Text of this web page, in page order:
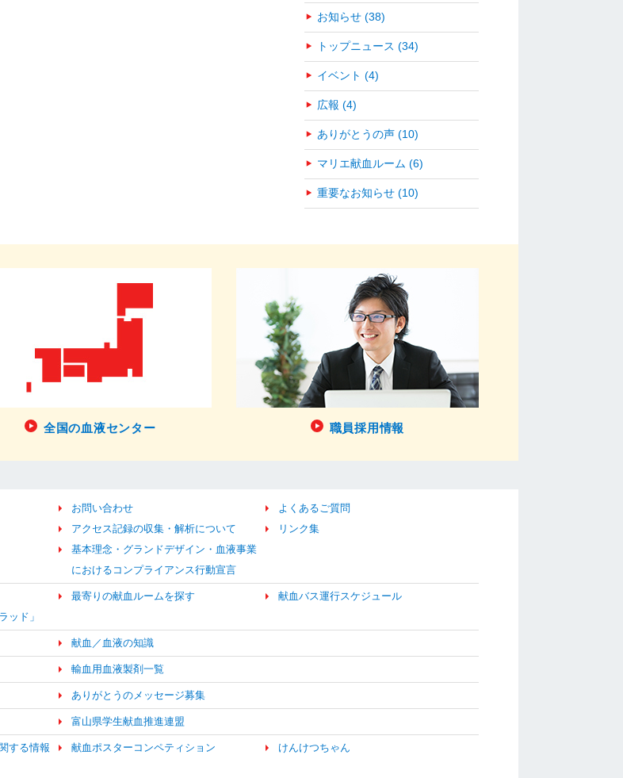
お知らせ (38)
トップニュース (34)
イベント (4)
広報 (4)
ありがとうの声 (10)
マリエ献血ルーム (6)
重要なお知らせ (10)
全国の血液センター 職員採用情報
お問い合わせ
よくあるご質問
アクセス記録の収集・解析について
リンク集
基本理念・グランドデザイン・血液事業
におけるコンプライアンス行動宣言
最寄りの献血ルームを探す
献血バス運行スケジュール
ッド」
献血／血液の知識
輸血用血液製剤一覧
ありがとうのメッセージ募集
富山県学生献血推進連盟
する情報
献血ポスターコンペティション けんけつちゃん